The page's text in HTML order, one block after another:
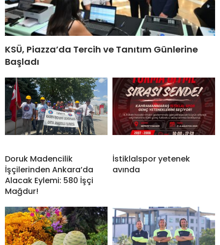
KSÜ, Piazza’da Tercih ve Tanıtım Günlerine
Başladı
Doruk Madencilik
İşçilerinden Ankara’da
Alacak Eylemi: 580 İşçi
Mağdur!
İstiklalspor yetenek
avında